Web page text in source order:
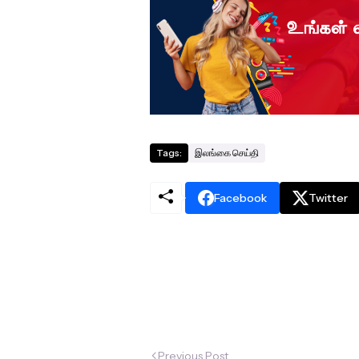
Tags: இலங்கை செய்தி
Facebook Twitter
Previous Post